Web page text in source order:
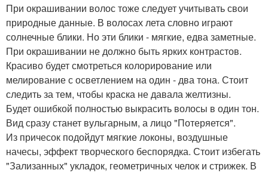
При окрашивании волос тоже следует учитывать свои
природные данные. В волосах лета словно играют
солнечные блики. Но эти блики - мягкие, едва заметные.
При окрашивании не должно быть ярких контрастов.
Красиво будет смотреться колорирование или
мелирование с осветлением на один - два тона. Стоит
следить за тем, чтобы краска не давала желтизны.
Будет ошибкой полностью выкрасить волосы в один тон.
Вид сразу станет вульгарным, а лицо "Потеряется".
Из причесок подойдут мягкие локоны, воздушные
начесы, эффект творческого беспорядка. Стоит избегать
"Зализанных" укладок, геометричных челок и стрижек. В